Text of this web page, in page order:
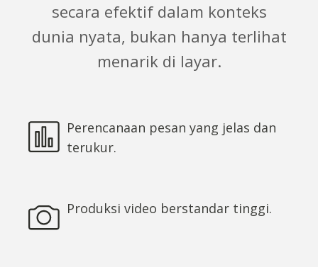
secara efektif dalam konteks
dunia nyata, bukan hanya terlihat
menarik di layar.
Perencanaan pesan yang jelas dan
terukur.
Produksi video berstandar tinggi.